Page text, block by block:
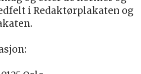
i Redaktørplakaten og